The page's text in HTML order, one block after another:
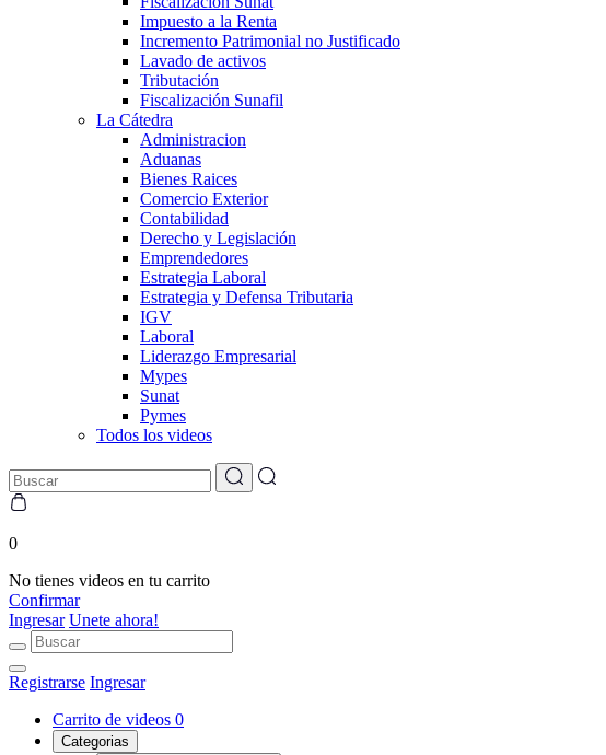
Impuesto a la Renta
Incremento Patrimonial no Justificado
Lavado de activos
Tributación
Fiscalización Sunafil
La Cátedra
Administracion
Aduanas
Bienes Raices
Comercio Exterior
Contabilidad
Derecho y Legislación
Emprendedores
Estrategia Laboral
Estrategia y Defensa Tributaria
IGV
Laboral
Liderazgo Empresarial
Mypes
Sunat
Pymes
Todos los videos
0
No tienes videos en tu carrito
Confirmar
Ingresar Unete ahora!
Registrarse Ingresar
Carrito de videos 0
Categorias